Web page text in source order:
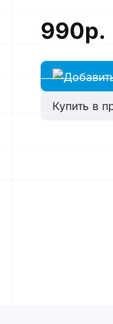
990р.
Купить в